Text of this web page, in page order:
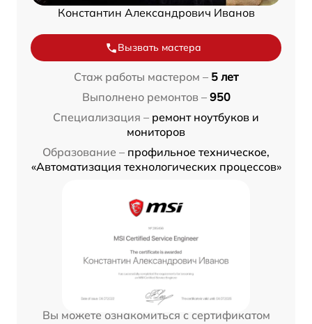
Константин Александрович Иванов
Вызвать мастера
Стаж работы мастером – 5 лет
Выполнено ремонтов – 950
Специализация – ремонт ноутбуков и
мониторов
Образование – профильное техническое,
«Автоматизация технологических процессов»
Вы можете ознакомиться с сертификатом